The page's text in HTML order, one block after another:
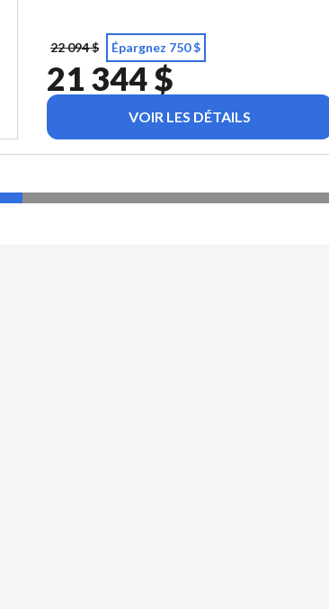
22 094 $ Épargnez 750 $
21 344 $
VOIR LES DÉTAILS